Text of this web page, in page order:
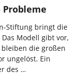
Stiftung bringt die
Modell gibt vor,
die großen
ungelöst. Ein
des …